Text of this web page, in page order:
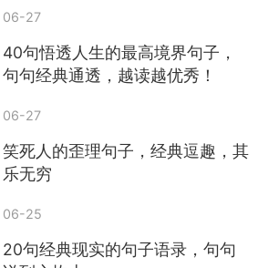
——有去无回
白费劲
——吃力不讨好
——两头受气
天鹅肉——痴心妄想
——蹦跶不了几天
06-27
40句悟透人生的最高境界句子，
句句经典通透，越读越优秀！
06-27
笑死人的歪理句子，经典逗趣，其
乐无穷
06-25
20句经典现实的句子语录，句句